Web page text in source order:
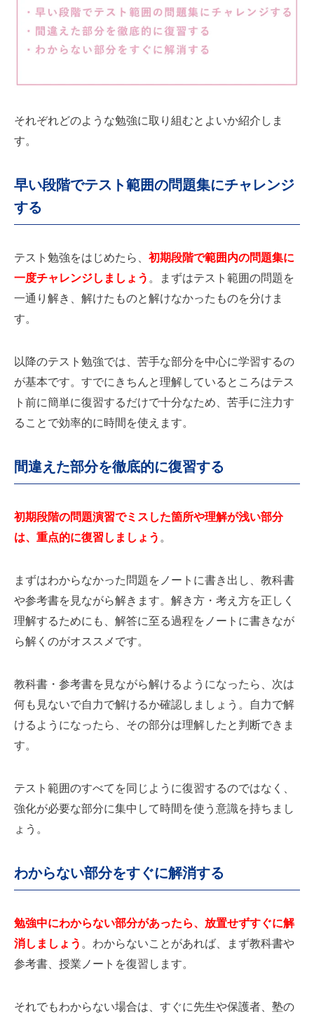
それぞれどのような勉強に取り組むとよいか紹介しま
す。
早い段階でテスト範囲の問題集にチャレンジ
する
テスト勉強をはじめたら、 初期段階で範囲内の問題集に
一度チャレンジしましょう 。まずはテスト範囲の問題を
一通り解き、解けたものと解けなかったものを分けま
す。
以降のテスト勉強では、苦手な部分を中心に学習するの
が基本です。すでにきちんと理解しているところはテス
ト前に簡単に復習するだけで十分なため、苦手に注力す
ることで効率的に時間を使えます。
間違えた部分を徹底的に復習する
初期段階の問題演習でミスした箇所や理解が浅い部分
は、重点的に復習しましょう 。
まずはわからなかった問題をノートに書き出し、教科書
や参考書を見ながら解きます。解き方・考え方を正しく
理解するためにも、解答に至る過程をノートに書きなが
ら解くのがオススメです。
教科書・参考書を見ながら解けるようになったら、次は
何も見ないで自力で解けるか確認しましょう。自力で解
けるようになったら、その部分は理解したと判断できま
す。
テスト範囲のすべてを同じように復習するのではなく、
強化が必要な部分に集中して時間を使う意識を持ちまし
ょう。
わからない部分をすぐに解消する
勉強中にわからない部分があったら、放置せずすぐに解
消しましょう 。わからないことがあれば、まず教科書や
参考書、授業ノートを復習します。
それでもわからない場合は、すぐに先生や保護者、塾の